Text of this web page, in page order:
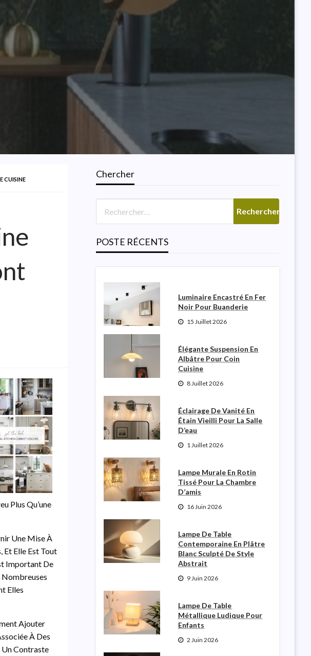
CUISINE
Plus Qu’une
Une Mise À
Et Elle Est Tout
Important De
Nombreuses
Elles
Ajouter
À Des
Un Contraste
Chercher
POSTE RÉCENTS
SALLE DE BAINS
Lumière De Vanité
Moderne Italienne Pour La
Salle De Poudre
Robinette N Garceau
Luminaire Encastré En Fer
Noir Pour Buanderie
15 Juillet 2026
Élégante Suspension En
Albâtre Pour Coin
Cuisine
8 Juillet 2026
Éclairage De Vanité En
Étain Vieilli Pour La Salle
D’eau
1 Juillet 2026
Lampe Murale En Rotin
Tissé Pour La Chambre
D’amis
16 Juin 2026
Lampe De Table
Contemporaine En Plâtre
Blanc Sculpté De Style
Abstrait
9 Juin 2026
Lampe De Table
Métallique Ludique Pour
Enfants
2 Juin 2026